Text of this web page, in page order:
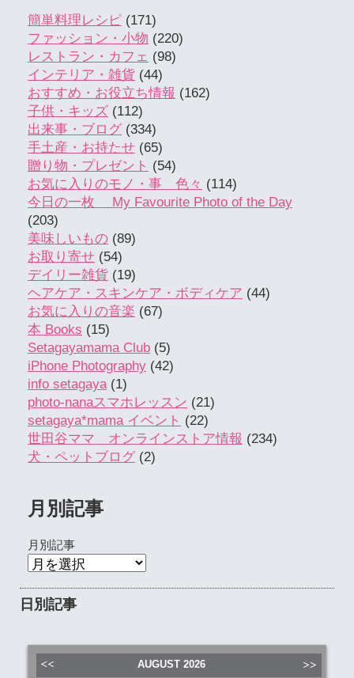
簡単料理レシピ (171)
ファッション・小物 (220)
レストラン・カフェ (98)
インテリア・雑貨 (44)
おすすめ・お役立ち情報 (162)
子供・キッズ (112)
出来事・ブログ (334)
手土産・お持たせ (65)
贈り物・プレゼント (54)
お気に入りのモノ・事 色々 (114)
今日の一枚 My Favourite Photo of the Day
(203)
美味しいもの (89)
お取り寄せ (54)
デイリー雑貨 (19)
ヘアケア・スキンケア・ボディケア (44)
お気に入りの音楽 (67)
本 Books (15)
Setagayamama Club (5)
iPhone Photography (42)
info setagaya(1)
photo-nanaスマホレッスン (21)
setagaya*mama イベント (22)
世田谷ママ オンラインストア情報 (234)
犬・ペットブログ (2)
月別記事
月別記事
日別記事
AUGUST 2026